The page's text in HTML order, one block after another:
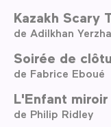
Kazakh Scary
de Adilkhan
Soirée de
de Fabrice Eboué
L'Enfant miroir
de Philip Ridley